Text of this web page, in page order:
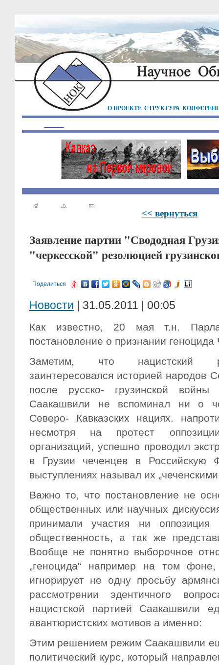
О ПРОЕКТЕ СТРУКТУРА
<< вернуться
Заявление партии "Свододная
"черкесской" резолюцией
Поделиться
Новости | 31.05.2011 | 00:05
Как известно, 20 мая т.н.
постановление о признании геноцида
Заметим, что нацистский
заинтересовался историей народов
после русско- грузинской
Саакашвили не вспоминал ни о
Северо- Кавказских нациях.
несмотря на протест
организаций, успешно проводил
в Грузии чеченцев в Российскую
выступлениях называл их
Важно то, что постановление не
общественных или научных
принимали участия ни оппозиция
общественность, а так же
Вообще не понятно выборочное
„геноцида“ например на том
игнорирует не одну просьбу
рассмотрении эдентичного
нацистской партией Саакашвили
авантюристских мотивов а именно:
Этим решением режим Саакашвили
политический курс, который